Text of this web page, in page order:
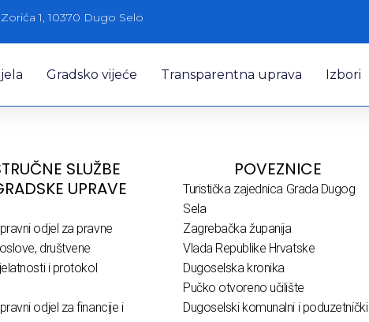
1, 10370 Dugo Selo
Gradsko vijeće Transparentna uprava Izbori
SLUŽBE
UPRAVE
odjel za pravne
društvene
i protokol
odjel za financije i
POVEZNICE
Turistička zajednica Grada Dugog
Sela
Zagrebačka županija
Vlada Republike Hrvatske
Dugoselska kronika
Pučko otvoreno učilište
Dugoselski komunalni i poduzetnički